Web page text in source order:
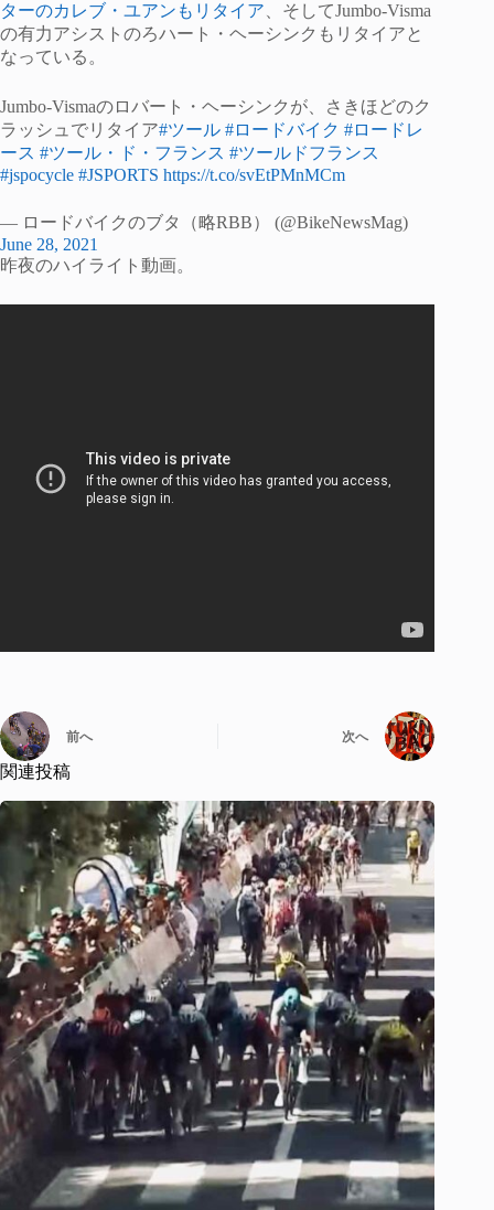
ターのカレブ・ユアンもリタイア 、そしてJumbo-Visma
の有力アシストのろハート・ヘーシンクもリタイアと
なっている。
Jumbo-Vismaのロバート・ヘーシンクが、さきほどのク
ラッシュでリタイア#ツール #ロードバイク #ロードレ
ース #ツール・ド・フランス #ツールドフランス
#jspocycle #JSPORTS https://t.co/svEtPMnMCm
— ロードバイクのブタ（略RBB） (@BikeNewsMag)
June 28, 2021
昨夜のハイライト動画。
前へ 次へ
関連投稿